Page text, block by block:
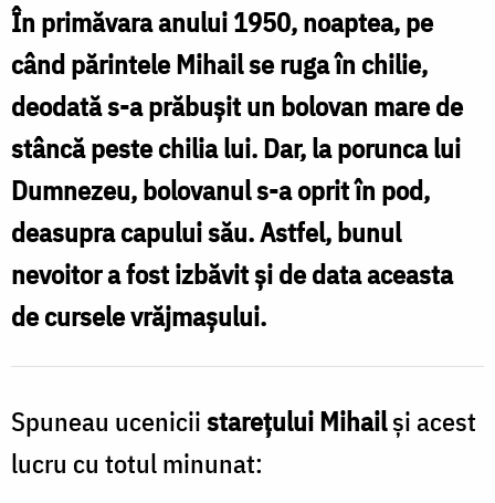
viața
Protosinghelului
Mihail
Bădilă
Oana
Nechifor
În primăvara anului 1950, noaptea, pe
când părintele Mihail se ruga în chilie,
deodată s-a prăbuşit un bolovan mare de
stâncă peste chilia lui. Dar, la porunca lui
Dumnezeu, bolovanul s-a oprit în pod,
deasupra capului său. Astfel, bunul
nevoitor a fost izbăvit şi de data aceasta
de cursele vrăjmaşului.
Spuneau uceniciistareţului Mihailşi acest
lucru cu totul minunat: